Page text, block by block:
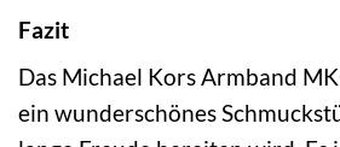
Fazit
Das Michael Kors Armband
ein wunderschönes